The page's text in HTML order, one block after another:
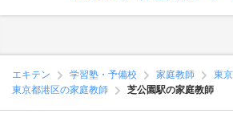
エキテン 学習塾・予備校 家庭教師
東
東京都港区の家庭教師
芝公園駅の家庭教師